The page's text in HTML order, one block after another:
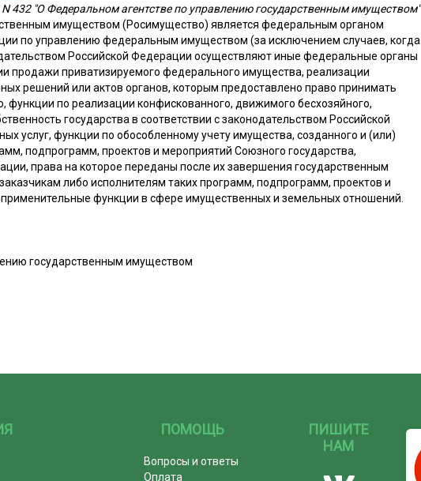
432 "О Федеральном агентстве по управлению государственным имуществом"
имуществом (Росимущество) является федеральным органом
по управлению федеральным имуществом (за исключением случаев, когда
Российской Федерации осуществляют иные федеральные органы
продажи приватизируемого федерального имущества, реализации
решений или актов органов, которым предоставлено право принимать
по реализации конфискованного, движимого бесхозяйного,
государства в соответствии с законодательством Российской
услуг, функции по обособленному учету имущества, созданного и (или)
подпрограмм, проектов и мероприятий Союзного государства,
права на которое переданы после их завершения государственным
либо исполнителям таких программ, подпрограмм, проектов и
функции в сфере имущественных и земельных отношений.
государственным имуществом
ПОМОЩЬ
Вопросы и ответы
Оплата
ПИШИТЕ
НАМ